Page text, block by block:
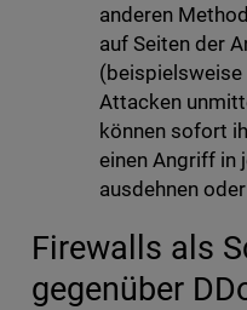
anderen
auf Seiten der
(beispielsweise
Attacken
können sofort
einen Angriff in
ausdehnen
Firewalls als
gegenüber